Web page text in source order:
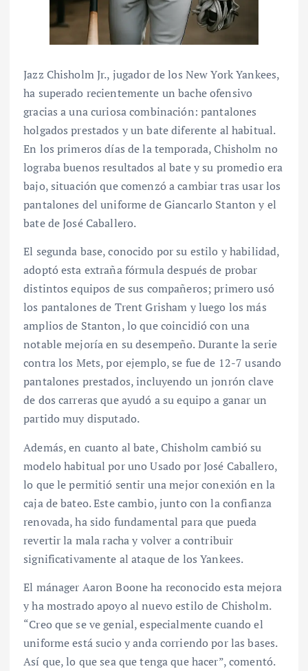
Jazz Chisholm Jr., jugador de los New York Yankees,
ha superado recientemente un bache ofensivo
gracias a una curiosa combinación: pantalones
holgados prestados y un bate diferente al habitual.
En los primeros días de la temporada, Chisholm no
lograba buenos resultados al bate y su promedio era
bajo, situación que comenzó a cambiar tras usar los
pantalones del uniforme de Giancarlo Stanton y el
bate de José Caballero.
El segunda base, conocido por su estilo y habilidad,
adoptó esta extraña fórmula después de probar
distintos equipos de sus compañeros; primero usó
los pantalones de Trent Grisham y luego los más
amplios de Stanton, lo que coincidió con una
notable mejoría en su desempeño. Durante la serie
contra los Mets, por ejemplo, se fue de 12-7 usando
pantalones prestados, incluyendo un jonrón clave
de dos carreras que ayudó a su equipo a ganar un
partido muy disputado.
Además, en cuanto al bate, Chisholm cambió su
modelo habitual por uno Usado por José Caballero,
lo que le permitió sentir una mejor conexión en la
caja de bateo. Este cambio, junto con la confianza
renovada, ha sido fundamental para que pueda
revertir la mala racha y volver a contribuir
significativamente al ataque de los Yankees.
El mánager Aaron Boone ha reconocido esta mejora
y ha mostrado apoyo al nuevo estilo de Chisholm.
“Creo que se ve genial, especialmente cuando el
uniforme está sucio y anda corriendo por las bases.
Así que, lo que sea que tenga que hacer”, comentó.